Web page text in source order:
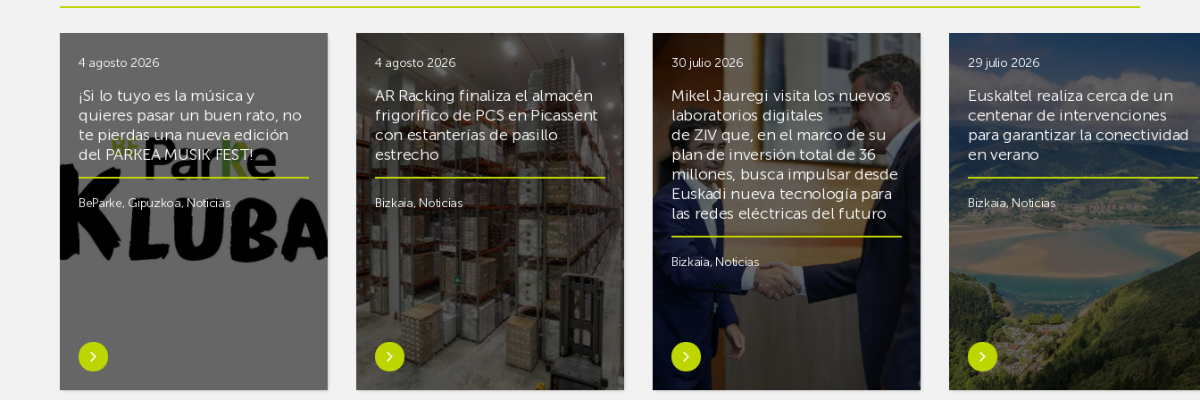
4 agosto 2026
¡Si lo tuyo es la música y
quieres pasar un buen rato, no
te pierdas una nueva edición
del PARKEA MUSIK FEST!
BeParke, Gipuzkoa,Noticias
Saber
más
sobre¡Si
4 agosto 2026
AR Racking finaliza el almacén
frigorífico de PCS en Picassent
con estanterías de pasillo
estrecho
Bizkaia,Noticias
Saber
más
sobreAR
30 julio 2026
Mikel Jauregi visita los nuevos
laboratorios digitales
de ZIV que, en el marco de su
plan de inversión total de 36
millones, busca impulsar desde
Euskadi nueva tecnología para
las redes eléctricas del futuro
Bizkaia,Noticias
Saber
más
sobreMikel
29 julio 2026
Euskaltel realiza cerca de un
centenar de intervenciones
para garantizar la conectividad
en verano
Bizkaia,Noticias
Saber
más
sobreEuskaltel